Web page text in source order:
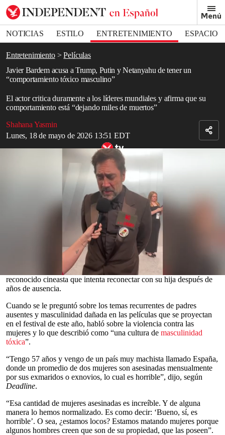
Menú
NOTICIAS ESTILO ENTRETENIMIENTO
ESPACIO
DEPORTES
Entretenimiento
Películas
Javier Bardem acusa a Trump, Putin y Netanyahu de tener un
“comportamiento tóxico masculino”
El actor critica duramente a los líderes mundiales y afirma que su
comportamiento está “dejando miles de muertos”
Shahana Yasmin
Lunes, 18 de mayo de 2026 13:51 EDT
Bookmark popover
Removed from bookmarks
Close popover
seconds
seconds
Javier Bardem arremete contra Donald Trump y Benjamin
Netanyahu por una “guerra ilegal”
acusó a Donald Trump ,Vladimir PutinyBenjamin
de perpetuar un “comportamiento masculino tóxico”
durante una conferencia de prensa en el Festival de Cine de
El ganador del Oscar, de 57 años, habló el domingo junto al
director Rodrigo Sorogoyen en el estreno de
psicológico en el que interpreta a Esteban Martínez, un
reconocido cineasta que intenta reconectar con su hija después de
años de ausencia.
Cuando se le preguntó sobre los temas recurrentes de padres
ausentes y masculinidad dañada en las películas que se proyectan
en el festival de este año, habló sobre la violencia contra las
mujeres y lo que describió como “una cultura de masculinidad
tóxica”.
“Tengo 57 años y vengo de un país muy machista llamado España,
donde un promedio de dos mujeres son asesinadas mensualmente
por sus exmaridos o exnovios, lo cual es horrible”, dijo, según
Deadline.
“Esa cantidad de mujeres asesinadas es increíble. Y de alguna
manera lo hemos normalizado. Es como decir: ‘Bueno, sí, es
horrible’. O sea, ¿estamos locos? Estamos matando mujeres porque
algunos hombres creen que son de su propiedad, que las poseen”.